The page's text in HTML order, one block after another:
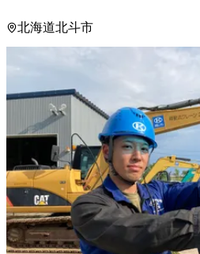
北海道北斗市